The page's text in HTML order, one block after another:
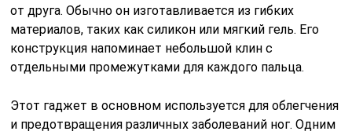
от друга. Обычно он изготавливается из гибких
материалов, таких как силикон или мягкий гель. Его
конструкция напоминает небольшой клин с
отдельными промежутками для каждого пальца.
Этот гаджет в основном используется для облегчения
и предотвращения различных заболеваний ног. Одним